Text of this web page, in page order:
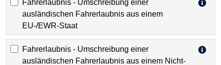
Fahrerlaubnis - Umschreibung einer
ausländischen Fahrerlaubnis aus einem
EU-/EWR-Staat
Fahrerlaubnis - Umschreibung einer
ausländischen Fahrerlaubnis aus einem Nicht-